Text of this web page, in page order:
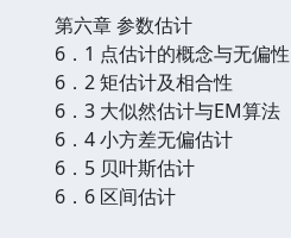
第六章 参数估计
6．1 点估计的概念与无偏性
6．2 矩估计及相合性
6．3 大似然估计与EM算法
6．4 小方差无偏估计
6．5 贝叶斯估计
6．6 区间估计